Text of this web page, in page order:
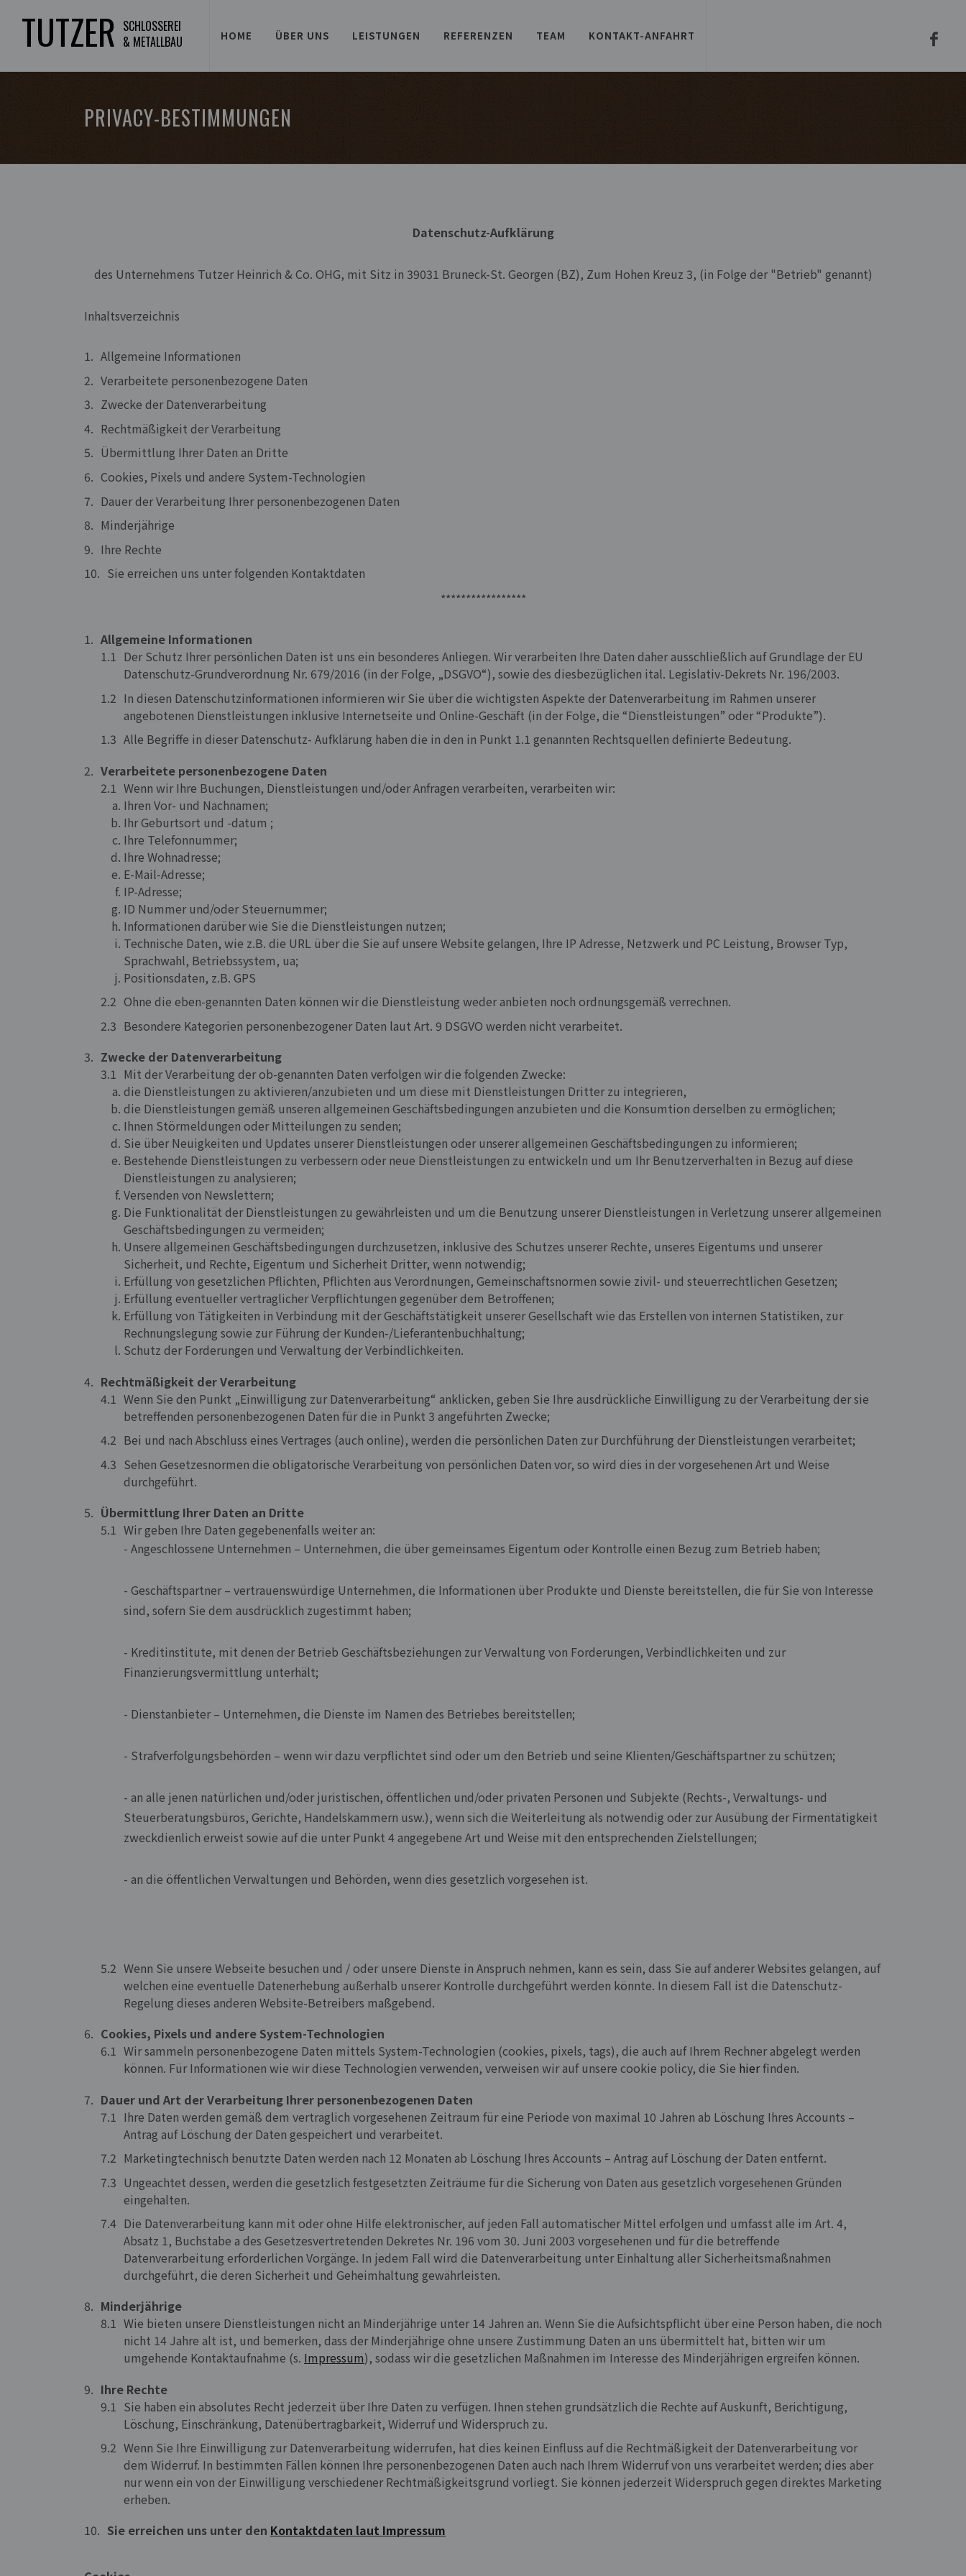
TUTZER SCHLOSSEREI
& METALLBAU
HOME ÜBER UNS LEISTUNGEN REFERENZEN TEAM KONTAKT-ANFAHRT
PRIVACY-BESTIMMUNGEN
Datenschutz-Aufklärung
des Unternehmens Tutzer Heinrich & Co. OHG, mit Sitz in 39031 Bruneck-St. Georgen (BZ), Zum Hohen Kreuz 3, (in Folge der "Betrieb" genannt)
Inhaltsverzeichnis
Allgemeine Informationen
Verarbeitete personenbezogene Daten
Zwecke der Datenverarbeitung
Rechtmäßigkeit der Verarbeitung
Übermittlung Ihrer Daten an Dritte
Cookies, Pixels und andere System-Technologien
Dauer der Verarbeitung Ihrer personenbezogenen Daten
Minderjährige
Ihre Rechte
Sie erreichen uns unter folgenden Kontaktdaten
*****************
Allgemeine Informationen
Der Schutz Ihrer persönlichen Daten ist uns ein besonderes Anliegen. Wir verarbeiten Ihre Daten daher ausschließlich auf Grundlage der EU
Datenschutz-Grundverordnung Nr. 679/2016 (in der Folge, „DSGVO“), sowie des diesbezüglichen ital. Legislativ-Dekrets Nr. 196/2003.
In diesen Datenschutzinformationen informieren wir Sie über die wichtigsten Aspekte der Datenverarbeitung im Rahmen unserer
angebotenen Dienstleistungen inklusive Internetseite und Online-Geschäft (in der Folge, die “Dienstleistungen” oder “Produkte”).
Alle Begriffe in dieser Datenschutz- Aufklärung haben die in den in Punkt 1.1 genannten Rechtsquellen definierte Bedeutung.
Verarbeitete personenbezogene Daten
Wenn wir Ihre Buchungen, Dienstleistungen und/oder Anfragen verarbeiten, verarbeiten wir:
Ihren Vor- und Nachnamen;
Ihr Geburtsort und -datum ;
Ihre Telefonnummer;
Ihre Wohnadresse;
E-Mail-Adresse;
IP-Adresse;
ID Nummer und/oder Steuernummer;
Informationen darüber wie Sie die Dienstleistungen nutzen;
Technische Daten, wie z.B. die URL über die Sie auf unsere Website gelangen, Ihre IP Adresse, Netzwerk und PC Leistung, Browser Typ,
Sprachwahl, Betriebssystem, ua;
Positionsdaten, z.B. GPS
Ohne die eben-genannten Daten können wir die Dienstleistung weder anbieten noch ordnungsgemäß verrechnen.
Besondere Kategorien personenbezogener Daten laut Art. 9 DSGVO werden nicht verarbeitet.
Zwecke der Datenverarbeitung
Mit der Verarbeitung der ob-genannten Daten verfolgen wir die folgenden Zwecke:
die Dienstleistungen zu aktivieren/anzubieten und um diese mit Dienstleistungen Dritter zu integrieren,
die Dienstleistungen gemäß unseren allgemeinen Geschäftsbedingungen anzubieten und die Konsumtion derselben zu ermöglichen;
Ihnen Störmeldungen oder Mitteilungen zu senden;
Sie über Neuigkeiten und Updates unserer Dienstleistungen oder unserer allgemeinen Geschäftsbedingungen zu informieren;
Bestehende Dienstleistungen zu verbessern oder neue Dienstleistungen zu entwickeln und um Ihr Benutzerverhalten in Bezug auf diese
Dienstleistungen zu analysieren;
Versenden von Newslettern;
Die Funktionalität der Dienstleistungen zu gewährleisten und um die Benutzung unserer Dienstleistungen in Verletzung unserer allgemeinen
Geschäftsbedingungen zu vermeiden;
Unsere allgemeinen Geschäftsbedingungen durchzusetzen, inklusive des Schutzes unserer Rechte, unseres Eigentums und unserer
Sicherheit, und Rechte, Eigentum und Sicherheit Dritter, wenn notwendig;
Erfüllung von gesetzlichen Pflichten, Pflichten aus Verordnungen, Gemeinschaftsnormen sowie zivil- und steuerrechtlichen Gesetzen;
Erfüllung eventueller vertraglicher Verpflichtungen gegenüber dem Betroffenen;
Erfüllung von Tätigkeiten in Verbindung mit der Geschäftstätigkeit unserer Gesellschaft wie das Erstellen von internen Statistiken, zur
Rechnungslegung sowie zur Führung der Kunden-/Lieferantenbuchhaltung;
Schutz der Forderungen und Verwaltung der Verbindlichkeiten.
Rechtmäßigkeit der Verarbeitung
Wenn Sie den Punkt „Einwilligung zur Datenverarbeitung“ anklicken, geben Sie Ihre ausdrückliche Einwilligung zu der Verarbeitung der sie
betreffenden personenbezogenen Daten für die in Punkt 3 angeführten Zwecke;
Bei und nach Abschluss eines Vertrages (auch online), werden die persönlichen Daten zur Durchführung der Dienstleistungen verarbeitet;
Sehen Gesetzesnormen die obligatorische Verarbeitung von persönlichen Daten vor, so wird dies in der vorgesehenen Art und Weise
durchgeführt.
Übermittlung Ihrer Daten an Dritte
Wir geben Ihre Daten gegebenenfalls weiter an:
- Angeschlossene Unternehmen – Unternehmen, die über gemeinsames Eigentum oder Kontrolle einen Bezug zum Betrieb haben;
- Geschäftspartner – vertrauenswürdige Unternehmen, die Informationen über Produkte und Dienste bereitstellen, die für Sie von Interesse
sind, sofern Sie dem ausdrücklich zugestimmt haben;
- Kreditinstitute, mit denen der Betrieb Geschäftsbeziehungen zur Verwaltung von Forderungen, Verbindlichkeiten und zur
Finanzierungsvermittlung unterhält;
- Dienstanbieter – Unternehmen, die Dienste im Namen des Betriebes bereitstellen;
- Strafverfolgungsbehörden – wenn wir dazu verpflichtet sind oder um den Betrieb und seine Klienten/Geschäftspartner zu schützen;
- an alle jenen natürlichen und/oder juristischen, öffentlichen und/oder privaten Personen und Subjekte (Rechts-, Verwaltungs- und
Steuerberatungsbüros, Gerichte, Handelskammern usw.), wenn sich die Weiterleitung als notwendig oder zur Ausübung der Firmentätigkeit
zweckdienlich erweist sowie auf die unter Punkt 4 angegebene Art und Weise mit den entsprechenden Zielstellungen;
- an die öffentlichen Verwaltungen und Behörden, wenn dies gesetzlich vorgesehen ist.
Wenn Sie unsere Webseite besuchen und / oder unsere Dienste in Anspruch nehmen, kann es sein, dass Sie auf anderer Websites gelangen, auf
welchen eine eventuelle Datenerhebung außerhalb unserer Kontrolle durchgeführt werden könnte. In diesem Fall ist die Datenschutz-
Regelung dieses anderen Website-Betreibers maßgebend.
Cookies, Pixels und andere System-Technologien
Wir sammeln personenbezogene Daten mittels System-Technologien (cookies, pixels, tags), die auch auf Ihrem Rechner abgelegt werden
können. Für Informationen wie wir diese Technologien verwenden, verweisen wir auf unsere cookie policy, die Sie hierfinden.
Dauer und Art der Verarbeitung Ihrer personenbezogenen Daten
Ihre Daten werden gemäß dem vertraglich vorgesehenen Zeitraum für eine Periode von maximal 10 Jahren ab Löschung Ihres Accounts –
Antrag auf Löschung der Daten gespeichert und verarbeitet.
Marketingtechnisch benutzte Daten werden nach 12 Monaten ab Löschung Ihres Accounts – Antrag auf Löschung der Daten entfernt.
Ungeachtet dessen, werden die gesetzlich festgesetzten Zeiträume für die Sicherung von Daten aus gesetzlich vorgesehenen Gründen
eingehalten.
Die Datenverarbeitung kann mit oder ohne Hilfe elektronischer, auf jeden Fall automatischer Mittel erfolgen und umfasst alle im Art. 4,
Absatz 1, Buchstabe a des Gesetzesvertretenden Dekretes Nr. 196 vom 30. Juni 2003 vorgesehenen und für die betreffende
Datenverarbeitung erforderlichen Vorgänge. In jedem Fall wird die Datenverarbeitung unter Einhaltung aller Sicherheitsmaßnahmen
durchgeführt, die deren Sicherheit und Geheimhaltung gewährleisten.
Minderjährige
Wie bieten unsere Dienstleistungen nicht an Minderjährige unter 14 Jahren an. Wenn Sie die Aufsichtspflicht über eine Person haben, die noch
nicht 14 Jahre alt ist, und bemerken, dass der Minderjährige ohne unsere Zustimmung Daten an uns übermittelt hat, bitten wir um
umgehende Kontaktaufnahme (s. Impressum), sodass wir die gesetzlichen Maßnahmen im Interesse des Minderjährigen ergreifen können.
Ihre Rechte
Sie haben ein absolutes Recht jederzeit über Ihre Daten zu verfügen. Ihnen stehen grundsätzlich die Rechte auf Auskunft, Berichtigung,
Löschung, Einschränkung, Datenübertragbarkeit, Widerruf und Widerspruch zu.
Wenn Sie Ihre Einwilligung zur Datenverarbeitung widerrufen, hat dies keinen Einfluss auf die Rechtmäßigkeit der Datenverarbeitung vor
dem Widerruf. In bestimmten Fällen können Ihre personenbezogenen Daten auch nach Ihrem Widerruf von uns verarbeitet werden; dies aber
nur wenn ein von der Einwilligung verschiedener Rechtmäßigkeitsgrund vorliegt. Sie können jederzeit Widerspruch gegen direktes Marketing
erheben.
Sie erreichen uns unter den Kontaktdaten laut Impressum